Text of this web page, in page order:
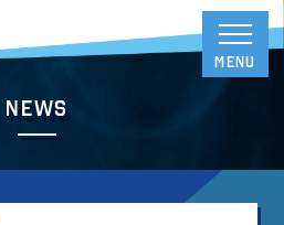
News